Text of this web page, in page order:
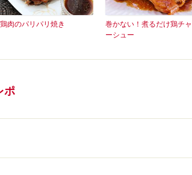
鶏肉のパリパリ焼き
巻かない！煮るだけ鶏チャ
ーシュー
ポ